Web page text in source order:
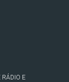
RÁDIO E